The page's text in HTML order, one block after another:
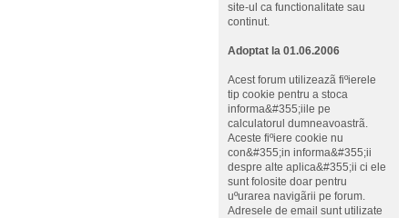
site-ul ca functionalitate sau
continut.
Adoptat la 01.06.2006
Acest forum utilizeazã fiºierele
tip cookie pentru a stoca
informa&#355;iile pe
calculatorul dumneavoastrã.
Aceste fiºiere cookie nu
con&#355;in informa&#355;ii
despre alte aplica&#355;ii ci ele
sunt folosite doar pentru
uºurarea navigãrii pe forum.
Adresele de email sunt utilizate